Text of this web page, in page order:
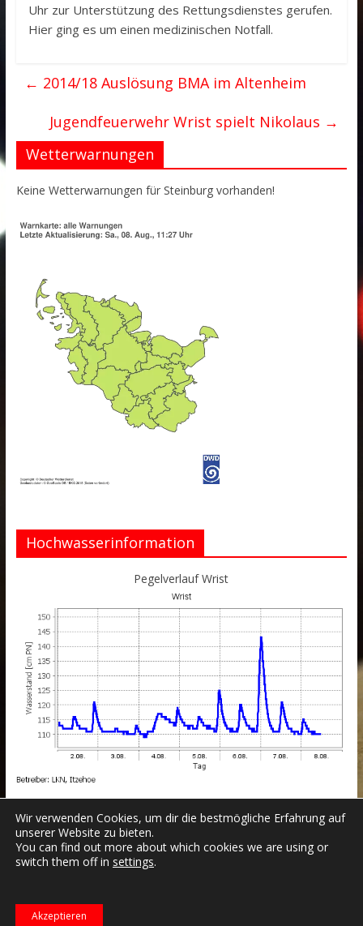
Uhr zur Unterstützung des Rettungsdienstes gerufen.
Hier ging es um einen medizinischen Notfall.
← 2014/18 Auslösung BMA im Altenheim
Jugendfeuerwehr Wrist spielt Nikolaus →
Wetterwarnungen
Keine Wetterwarnungen für Steinburg vorhanden!
Hochwasserinformation
Pegelverlauf Wrist
Datenschutzerklärung
Wir verwenden Cookies, um dir die bestmögliche Erfahrung auf
unserer Website zu bieten.
You can find out more about which cookies we are using or
switch them off in settings.
Akzeptieren